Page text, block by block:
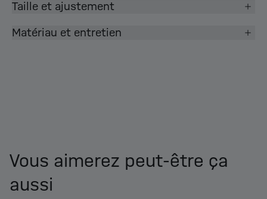
Taille et ajustement
Matériau et entretien
Vous aimerez peut-être ça
aussi